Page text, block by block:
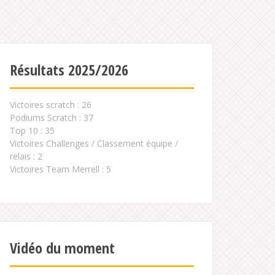
Résultats 2025/2026
Victoires scratch : 26
Podiums Scratch : 37
Top 10 : 35
Victoires Challenges / Classement équipe /
relais : 2
Victoires Team Merrell : 5
Vidéo du moment